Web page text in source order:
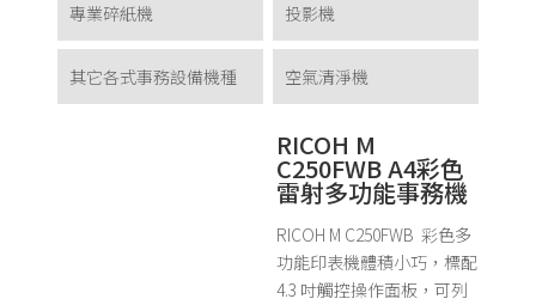
專業碎紙機 投影機
其它各式事務設備機種 空氣清淨機
RICOH M
C250FWB A4彩色
雷射多功能事務機
RICOH M C250FWB 彩色多
功能印表機體積小巧，標配
4.3 吋觸控操作面板，可列